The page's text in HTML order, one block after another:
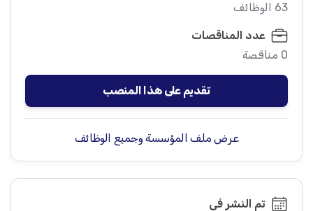
63 الوظائف
عدد المناقصات
0 مناقصة
تقديم على هذا المنصب
عرض ملف المؤسسة وجميع الوظائف
تم النشر في